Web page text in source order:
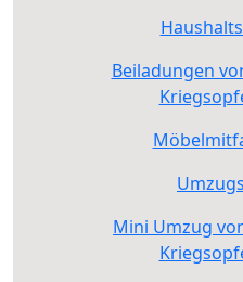
Beiladungen
Mini Umzug